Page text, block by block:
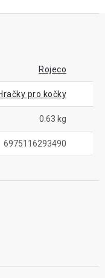
Rojeco
pro kočky
0.63 kg
6975116293490